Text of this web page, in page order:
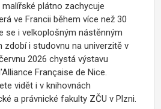
plátno zachycuje
ve Francii během více než 30
se i velkoplošným nástěnným
zdobí i studovnu na univerzitě v
2026 chystá výstavu
Française de Nice.
vidět i v knihovnách
a právnické fakulty ZČU v Plzni.